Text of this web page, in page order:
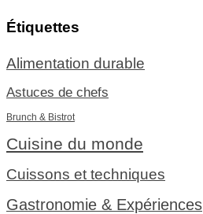
Étiquettes
Alimentation durable
Astuces de chefs
Brunch & Bistrot
Cuisine du monde
Cuissons et techniques
Gastronomie & Expériences